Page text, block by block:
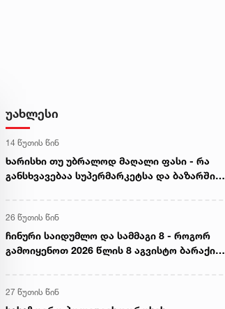
უახლესი
14 წუთის წინ
ხარისხი თუ უბრალოდ მაღალი ფასი - რა
განსხვავებაა სუპერმარკეტსა და ბაზარში
26 წუთის წინ
ჩინური საიდუმლო და სამმაგი 8 - როგორ
გამოიყენოთ 2026 წლის 8 აგვისტო ბარაქისა
27 წუთის წინ